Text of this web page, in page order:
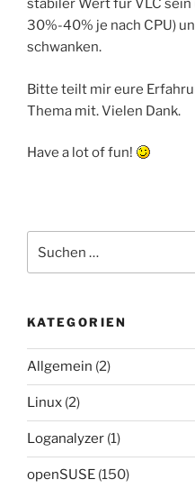
stabiler Wert für VLC sein
30%-40% je nach CPU)
schwanken.
Bitte teilt mir eure
Thema mit. Vielen Dank.
Have a lot of fun!
nach:
KATEGORIEN
Allgemein (2)
Linux (2)
Loganalyzer (1)
openSUSE (150)